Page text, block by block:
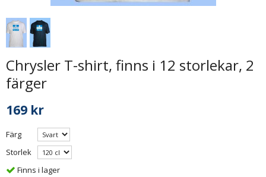
Chrysler T-shirt, finns i 12 storlekar, 2
färger
169 kr
Färg
Storlek
Finns i lager